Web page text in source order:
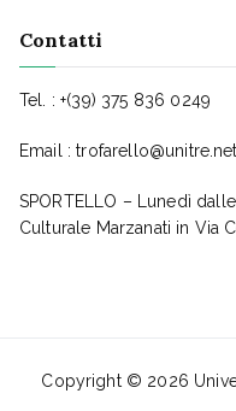
Contatti
Tel. : +(39) 375 836 0249
Email :trofarello@unitre.net
SPORTELLO – Lunedì
Culturale Marzanati in Via
Copyright © 2026